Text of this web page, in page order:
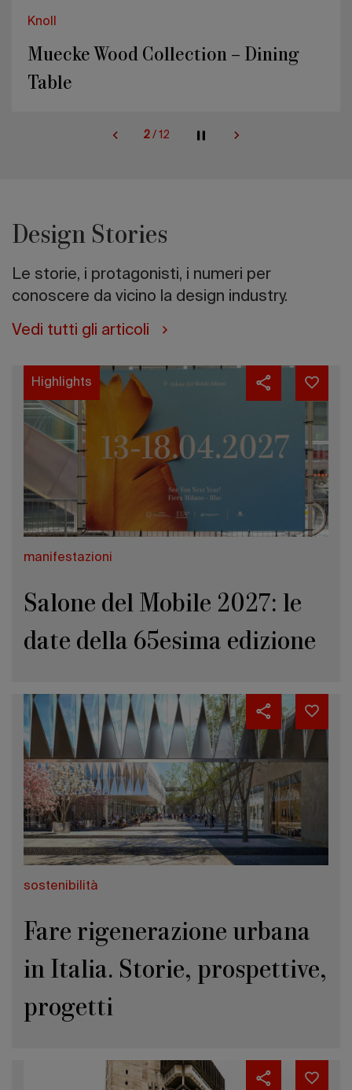
Knoll
Muecke Wood Collection – Dining
Table
2 / 12
Design Stories
Le storie, i protagonisti, i numeri per
conoscere da vicino la design industry.
Vedi tutti gli articoli
Highlights
manifestazioni
Salone del Mobile 2027: le
date della 65esima edizione
sostenibilità
Fare rigenerazione urbana
in Italia. Storie, prospettive,
progetti